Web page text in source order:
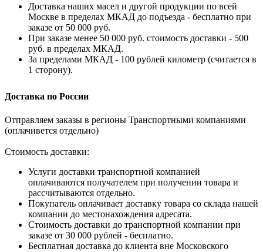
Доставка наших масел и другой продукции по всей
Москве в пределах МКАД до подъезда - бесплатно при
заказе от 50 000 руб.
При заказе менее 50 000 руб. стоимость доставки - 500
руб. в пределах МКАД.
За пределами МКАД - 100 рублей километр (считается в
1 сторону).
Доставка по России
Отправляем заказы в регионы Транспортными компаниями
(оплачивется отдельно)
Стоимость доставки:
Услуги доставки транспортной компанией
оплачиваются получателем при получении товара и
рассчитываются отдельно.
Покупатель оплачивает доставку товара со склада нашей
компании до местонахождения адресата.
Стоимость доставки до транспортной компании при
заказе от 30 000 рублей - бесплатно.
Бесплатная доставка до клиента вне Московского